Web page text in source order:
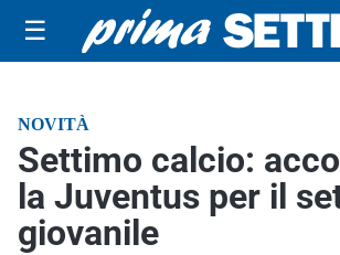
☰
NOVITÀ
Settimo calcio:
la Juventus per il
giovanile